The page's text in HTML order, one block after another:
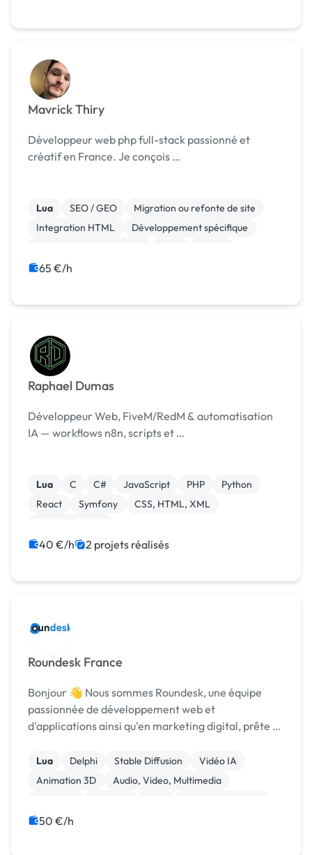
Mavrick Thiry
Développeur web php full-stack passionné et
créatif en France. Je conçois …
Lua SEO / GEO
Migration ou refonte de site
Integration HTML
Développement spécifique
Site E-commerce
65 €/h
Raphael Dumas
Développeur Web, FiveM/RedM & automatisation
IA — workflows n8n, scripts et …
Lua C C# JavaScript PHP
Python
React
Symfony
CSS, HTML, XML
40 €/h 2 projets réalisés
Roundesk France
Bonjour 👋 Nous sommes Roundesk, une équipe
passionnée de développement web et
d'applications ainsi qu'en marketing digital, prête à
Roundesk dispose de sa suite de solutions logicielles,
mais nous a...
Lua Delphi Stable Diffusion
Vidéo IA
Animation 3D
Audio, Video, Multimedia
50 €/h